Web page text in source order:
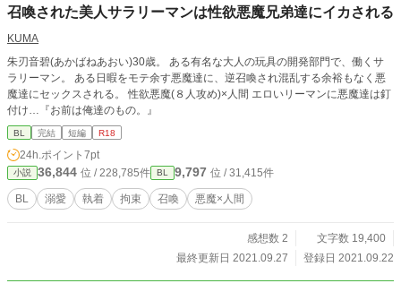
召喚された美人サラリーマンは性欲悪魔兄弟達にイカされる
KUMA
朱刃音碧(あかばねあおい)30歳。 ある有名な大人の玩具の開発部門で、働くサ
ラリーマン。 ある日暇をモテ余す悪魔達に、逆召喚され混乱する余裕もなく悪
魔達にセックスされる。 性欲悪魔(８人攻め)×人間 エロいリーマンに悪魔達は釘
付け…『お前は俺達のもの。』
BL 完結 短編 R18
24h.ポイント 7pt
小説 36,844 位 / 228,785件 BL 9,797 位 / 31,415件
BL 溺愛 執着 拘束 召喚 悪魔×人間
感想数 2
文字数 19,400
最終更新日 2021.09.27
登録日 2021.09.22